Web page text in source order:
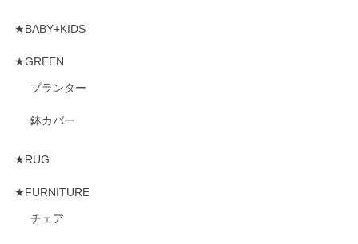
★BABY+KIDS
★GREEN
プランター
鉢カバー
★RUG
★FURNITURE
チェア